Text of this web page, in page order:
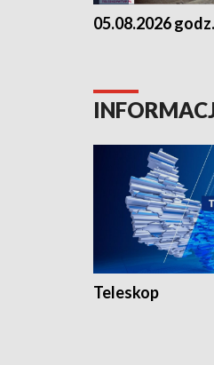
05.08.2026
Teleskop